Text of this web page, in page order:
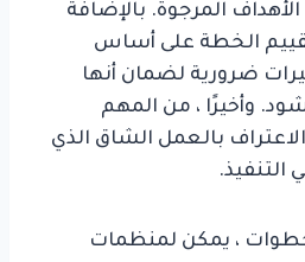
المرجوة. بالإضافة
الخطة على أساس
ضرورية لضمان أنها
وأخيرًا ، من المهم
بالعمل الشاق الذي
التنفيذ.
، يمكن لمنظمات